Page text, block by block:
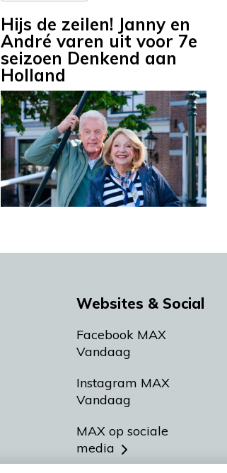
Hijs de zeilen! Janny en
André varen uit voor 7e
seizoen Denkend aan
Holland
Websites & Social
Facebook MAX
Vandaag
Instagram MAX
Vandaag
MAX op sociale
media